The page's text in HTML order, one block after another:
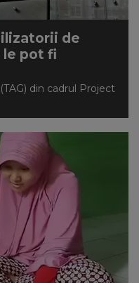
de
le pot fi
din cadrul Project